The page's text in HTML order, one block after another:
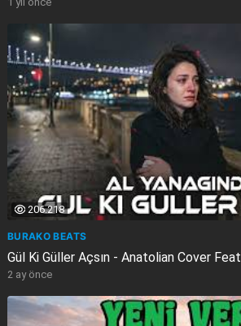
206.218
BURAKO BEATS
Gül Ki Güller Açsın - Anatolian Cover
2 ay önce